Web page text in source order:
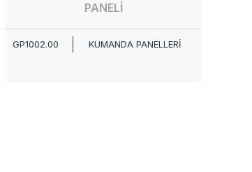
PANELİ
GP1002.00 KUMANDA PANELLERİ